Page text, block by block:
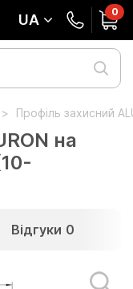
UA 0
Профіль захисний
на
Відгуки 0